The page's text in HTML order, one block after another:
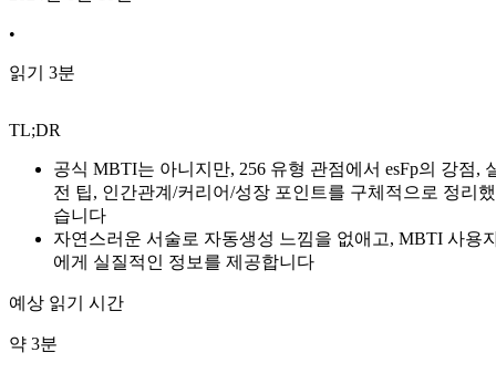
•
읽기 3분
TL;DR
공식 MBTI는 아니지만, 256 유형 관점에서 esFp의 강점,
전 팁, 인간관계/커리어/성장 포인트를 구체적으로 정리했
습니다
자연스러운 서술로 자동생성 느낌을 없애고, MBTI 사용
에게 실질적인 정보를 제공합니다
예상 읽기 시간
약 3분